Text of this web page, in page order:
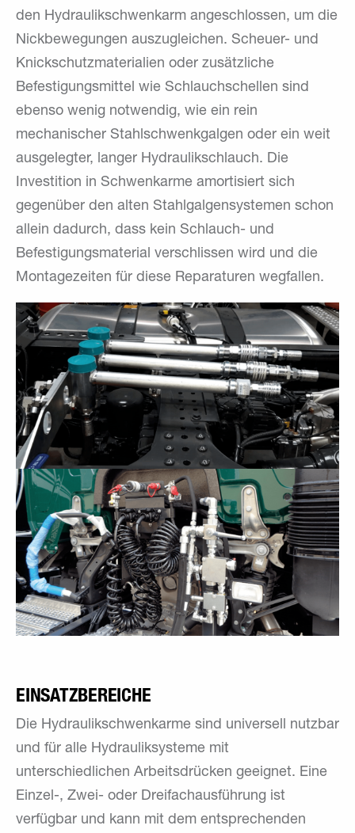
den Hydraulikschwenkarm angeschlossen, um die
Nickbewegungen auszugleichen. Scheuer- und
Knickschutzmaterialien oder zusätzliche
Befestigungsmittel wie Schlauchschellen sind
ebenso wenig notwendig, wie ein rein
mechanischer Stahlschwenkgalgen oder ein weit
ausgelegter, langer Hydraulikschlauch. Die
Investition in Schwenkarme amortisiert sich
gegenüber den alten Stahlgalgensystemen schon
allein dadurch, dass kein Schlauch- und
Befestigungsmaterial verschlissen wird und die
Montagezeiten für diese Reparaturen wegfallen.
EINSATZBEREICHE
Die Hydraulikschwenkarme sind universell nutzbar
und für alle Hydrauliksysteme mit
unterschiedlichen Arbeitsdrücken geeignet. Eine
Einzel-, Zwei- oder Dreifachausführung ist
verfügbar und kann mit dem entsprechenden